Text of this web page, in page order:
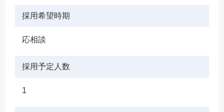
採用希望時期
応相談
採用予定人数
1